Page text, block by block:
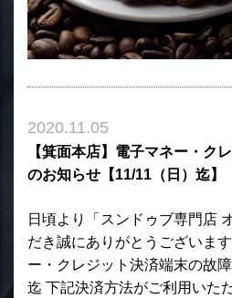
2020.11.05
【箕面本店】電子マネー・ク
のお知らせ【11/11（日）迄】
日頃より「スンドゥブ専門店
だき誠にありがとうございま
ー・クレジット決済端末の故
迄 下記決済方法がご利用いた